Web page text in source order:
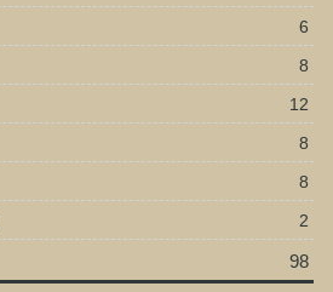
6
8
12
8
8
2
98